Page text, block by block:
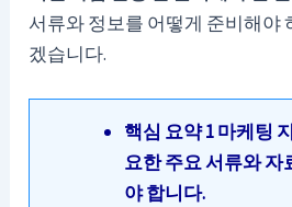
서류와 정보를 어떻게 준비해야
겠습니다.
핵심 요약 1 마케팅
요한 주요 서류와 자
야 합니다.